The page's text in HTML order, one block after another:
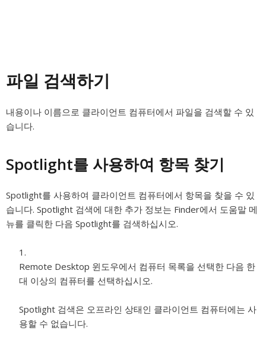
파일 검색하기
내용이나 이름으로 클라이언트 컴퓨터에서 파일을 검색할 수 있
습니다.
Spotlight를 사용하여 항목 찾기
Spotlight를 사용하여 클라이언트 컴퓨터에서 항목을 찾을 수 있
습니다. Spotlight 검색에 대한 추가 정보는 Finder에서 도움말 메
뉴를 클릭한 다음 Spotlight를 검색하십시오.
Remote Desktop 윈도우에서 컴퓨터 목록을 선택한 다음 한
대 이상의 컴퓨터를 선택하십시오.
Spotlight 검색은 오프라인 상태인 클라이언트 컴퓨터에는 사
용할 수 없습니다.